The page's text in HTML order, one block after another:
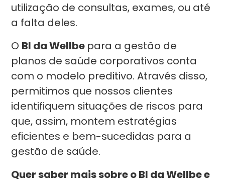
utilização de consultas, exames, ou até
a falta deles.
O BI da Wellbe para a gestão de
planos de saúde corporativos conta
com o modelo preditivo. Através disso,
permitimos que nossos clientes
identifiquem situações de riscos para
que, assim, montem estratégias
eficientes e bem-sucedidas para a
gestão de saúde.
Quer saber mais sobre o BI da Wellbe e